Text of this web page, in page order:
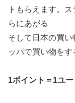
トもらえます。
らにあがる
そして日本の買
ッパで買い物をす
1ポイント＝1ユ